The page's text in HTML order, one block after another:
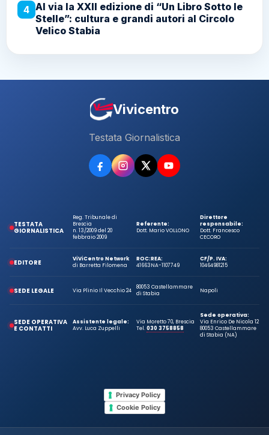
4 Al via la XXII edizione di “Un Libro Sotto le
Stelle”: cultura e grandi autori al Circolo
Velico Stabia
Vivicentro
Testata Giornalistica
TESTATA
GIORNALISTICA
Reg. Tribunale di
Brescia
n. 13/2009 del 20
febbraio 2009
Referente:
Dott. Mario VOLLONO
Direttore
responsabile:
Dott. Francesco
CECORO
EDITORE
ViViCentro Network
di Barretta Filomena
ROC:
41663
REA:
NA-1107749
CF/P. IVA:
10464981215
SEDE LEGALE Via Plinio Il Vecchio 24
80053 Castellammare
di Stabia
Napoli
SEDE OPERATIVA
E CONTATTI
Assistente legale:
Avv. Luca Zuppelli
Via Moretto 70, Brescia
Tel.030 3758858
Sede operativa:
Via Enrico De Nicola 12
80053 Castellammare
di Stabia (NA)
Privacy Policy
Cookie Policy